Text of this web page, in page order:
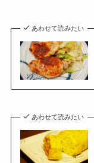
あわせて読みたい
あわせて読みたい